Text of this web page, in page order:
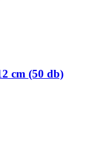
cm (50 db)